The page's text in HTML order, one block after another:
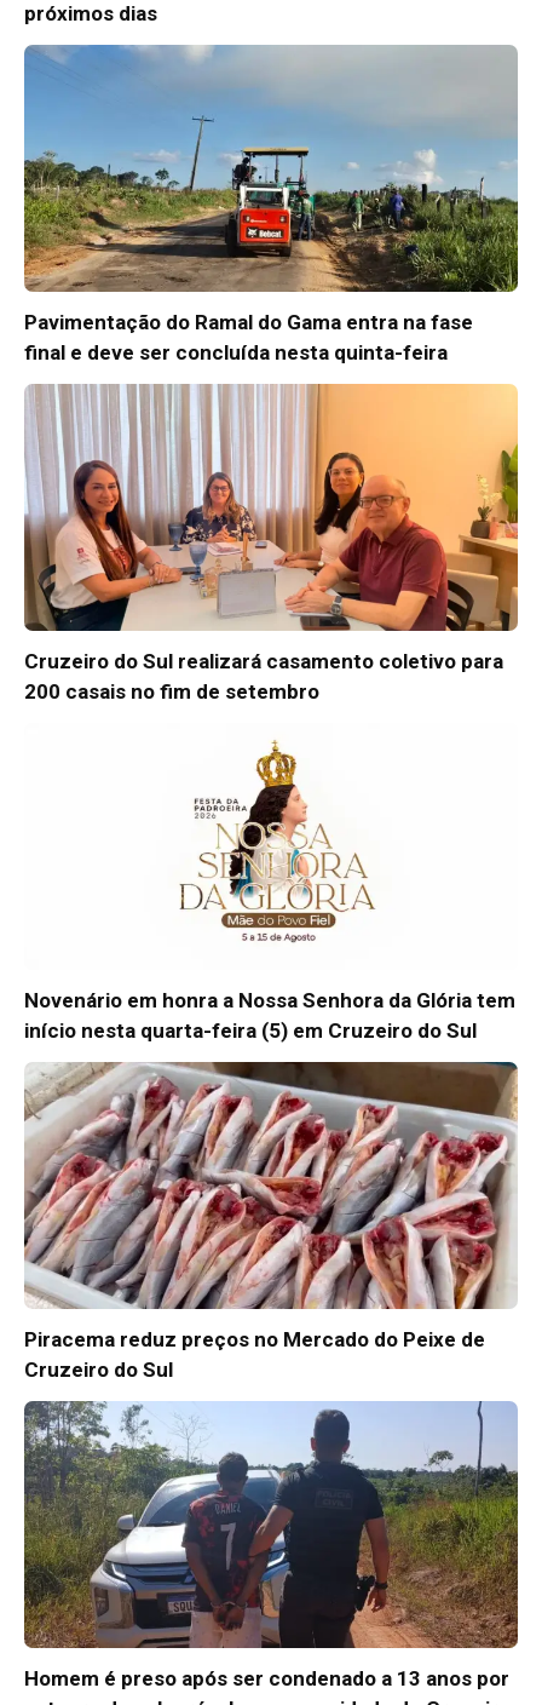
próximos dias
Pavimentação do Ramal do Gama entra na fase
final e deve ser concluída nesta quinta-feira
Cruzeiro do Sul realizará casamento coletivo para
200 casais no fim de setembro
Novenário em honra a Nossa Senhora da Glória tem
início nesta quarta-feira (5) em Cruzeiro do Sul
Piracema reduz preços no Mercado do Peixe de
Cruzeiro do Sul
Homem é preso após ser condenado a 13 anos por